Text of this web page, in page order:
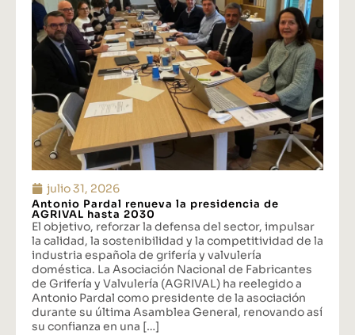
julio 31, 2026
Antonio Pardal renueva la presidencia de
AGRIVAL hasta 2030
El objetivo, reforzar la defensa del sector, impulsar
la calidad, la sostenibilidad y la competitividad de la
industria española de grifería y valvulería
doméstica. La Asociación Nacional de Fabricantes
de Grifería y Valvulería (AGRIVAL) ha reelegido a
Antonio Pardal como presidente de la asociación
durante su última Asamblea General, renovando así
su confianza en una […]